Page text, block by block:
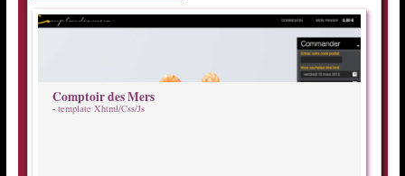
Comptoir des Mers
-template Xhtml/Css/Js